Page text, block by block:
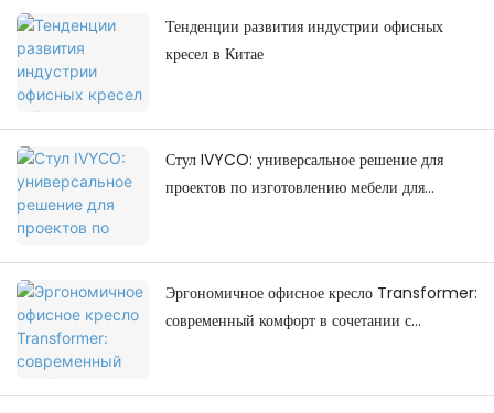
Тенденции развития индустрии офисных
кресел в Китае
Стул IVYCO: универсальное решение для
проектов по изготовлению мебели для
Эргономичное офисное кресло Transformer:
современный комфорт в сочетании с